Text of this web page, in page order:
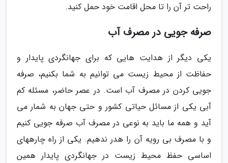
راحت تر آن را تا محل اقامت خود حمل کنید.
صرفه جویی در مصرف آب
یکی دیگر از هدایت هایی که برای جهانگردی پایدار و
حفاظت از محیط زیست می توانیم به شما بکنیم، صرفه
جویی کردن در مصرف آب است. در عصر حاضر، مسئله کم
آبی یکی از مسائل حیاتی کشور و حتی جهان به شمار می
آید و همه ما باید به نوعی در مصرف آب صرفه جویی کنیم
و با مصرف بی رویه آن را هدر ندهیم. یکی از راه چارههای
اساسی حفظ محیط زیست در جهانگردی پایدار همین